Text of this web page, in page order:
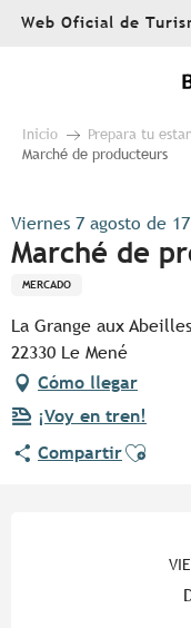
AllerWeb Oficial de
Inicio Prepara tu
Marché de producteurs
Viernes 7 agosto de
Marché de
MERCADO
La Grange aux
22330 Le Mené
Cómo llegar
¡Voy en tren!
CompartirAjouter